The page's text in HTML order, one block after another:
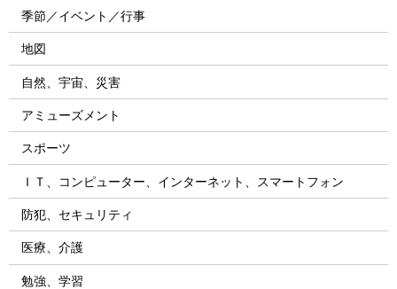
季節／イベント／行事
地図
自然、宇宙、災害
アミューズメント
スポーツ
ＩＴ、コンピューター、インターネット、スマートフォン
防犯、セキュリティ
医療、介護
勉強、学習